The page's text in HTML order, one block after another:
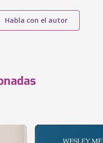
Habla con el autor